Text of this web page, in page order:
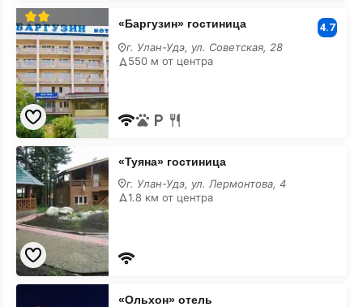
«Баргузин»
гостиница
в
центре
«Баргузин» гостиница 4.7
г. Улан-Удэ, ул. Советская, 28
550 м от центра
«Туяна»
гостиница
в
центре
«Туяна» гостиница
г. Улан-Удэ, ул. Лермонтова, 4
1.8 км от центра
«Ольхон»
«Ольхон» отель